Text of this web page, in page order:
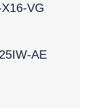
VG
AE